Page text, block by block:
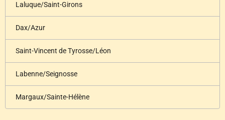
Laluque/Saint-Girons
Dax/Azur
Saint-Vincent de Tyrosse/Léon
Labenne/Seignosse
Margaux/Sainte-Hélène